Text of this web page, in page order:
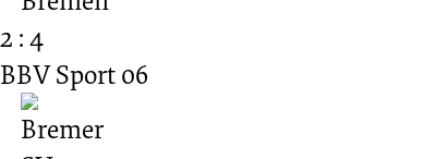
2 : 4
BBV Sport 06